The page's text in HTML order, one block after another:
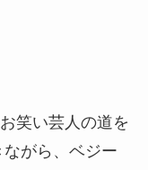
笑い芸人の道を
がら、ベジー